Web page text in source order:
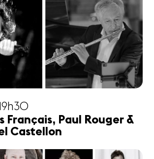
Français, Paul Rouger &
Castellon